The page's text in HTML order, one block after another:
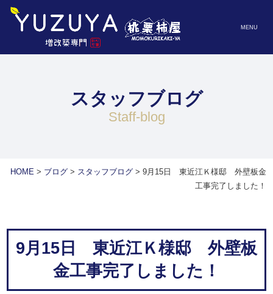
MENU
スタッフブログ
staff-blog
HOME> ブログ> スタッフブログ> 9月15日 東近江Ｋ様邸 外壁板金
工事完了しました！
9月15日 東近江Ｋ様邸 外壁板
金工事完了しました！